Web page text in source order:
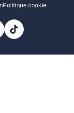
Politique cookie